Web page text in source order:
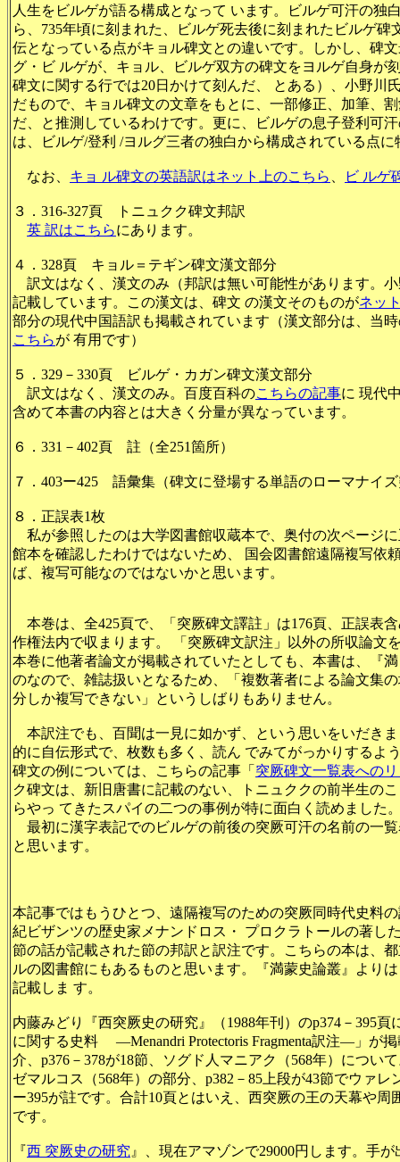
人生をビルゲが語る構成となって います。ビルゲ可汗の独
ら、735年頃に刻まれた、ビルゲ死去後に刻まれたビルゲ
伝となっている点がキョル碑文との違いです。しかし、碑
グ・ビ ルゲが、キョル、ビルゲ双方の碑文をヨルゲ自身が
碑文に関する行では20日かけて刻んだ、 とある）、小野川
だもので、キョル碑文の文章をもとに、一部修正、加筆、
だ、と推測しているわけです。更に、ビルゲの息子登利可
は、ビルゲ/登利 /ヨルグ三者の独白から構成されている点
なお、 キョ ル碑文の英語訳はネット上のこちら ビ ルゲ
３．316-327頁 トニュクク碑文邦訳
英 訳はこちらにあります。
４．328頁 キョル＝テギン碑文漢文部分
訳文はなく、漢文のみ（邦訳は無い可能性があります。
記載しています。この漢文は、碑文 の漢文そのものがネッ
部分の現代中国語訳も掲載されています（漢文部分は、当
こちらが 有用です）
５．329－330頁 ビルゲ・カガン碑文漢文部分
訳文はなく、漢文のみ。百度百科のこちらの記事に 現代
含めて本書の内容とは大きく分量が異なっています。
６．331－402頁 註（全251箇所）
７．403ー425 語彙集（碑文に登場する単語のローマナイ
８．正誤表1枚
私が参照したのは大学図書館収蔵本で、奥付の次ページ
館本を確認したわけではないため、 国会図書館遠隔複写依
ば、複写可能なのではないかと思います。
本巻は、全425頁で、「突厥碑文譯註」は176頁、正誤表
作権法内で収まります。 「突厥碑文訳注」以外の所収論文
本巻に他著者論文が掲載されていたとしても、本書は、『
のなので、雑誌扱いとなるため、「複数著者による論文集
分しか複写できない」というしばりもありません。
本訳注でも、百聞は一見に如かず、という思いをいだき
的に自伝形式で、枚数も多く、読ん でみてがっかりするよ
碑文の例については、こちらの記事「 突厥碑文一覧表への
ク碑文は、新旧唐書に記載のない、トニュククの前半生の
らやっ てきたスパイの二つの事例が特に面白く読めました
最初に漢字表記でのビルゲの前後の突厥可汗の名前の一
と思います。
本記事ではもうひとつ、遠隔複写のための突厥同時代史料
紀ビザンツの歴史家メナンドロス・ プロクラトールの著し
節の話が記載された節の邦訳と訳注です。こちらの本は、
ルの図書館にもあるものと思います。『満蒙史論叢』より
記載しま す。
内藤みどり『西突厥史の研究』（1988年刊）のp374－
に関する史料 ―Menandri Protectoris Fragmenta訳注―」が
介、p376－378が18節、ソグド人マニアク（568年）につい
ゼマルコス（568年）の部分、p382－85上段が43節でウァレ
ー395が註です。合計10頁とはいえ、西突厥の王の天幕や
です。
『西 突厥史の研究 』、現在アマゾンで29000円します。手